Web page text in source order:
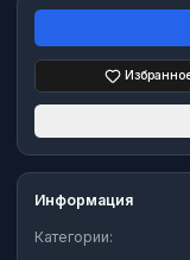
Информация
Категории: